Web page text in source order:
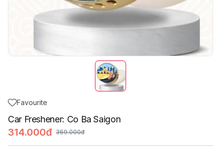
Favourite
Car Freshener: Co Ba Saigon
314.000đ 369.000đ